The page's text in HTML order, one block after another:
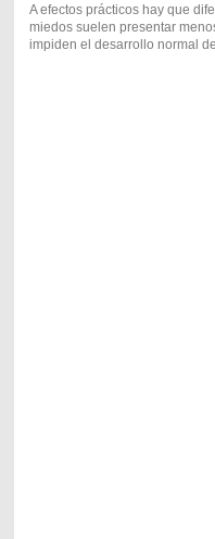
A efectos prácticos hay que
miedos suelen presentar
impiden el desarrollo normal